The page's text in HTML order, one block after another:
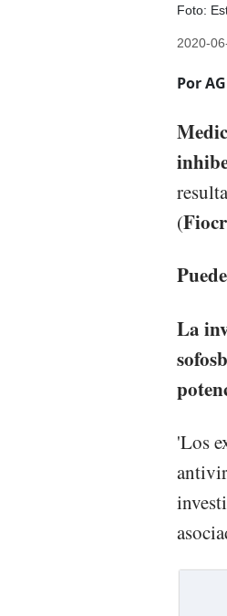
Foto:
2020-
Por
(
La
'Los